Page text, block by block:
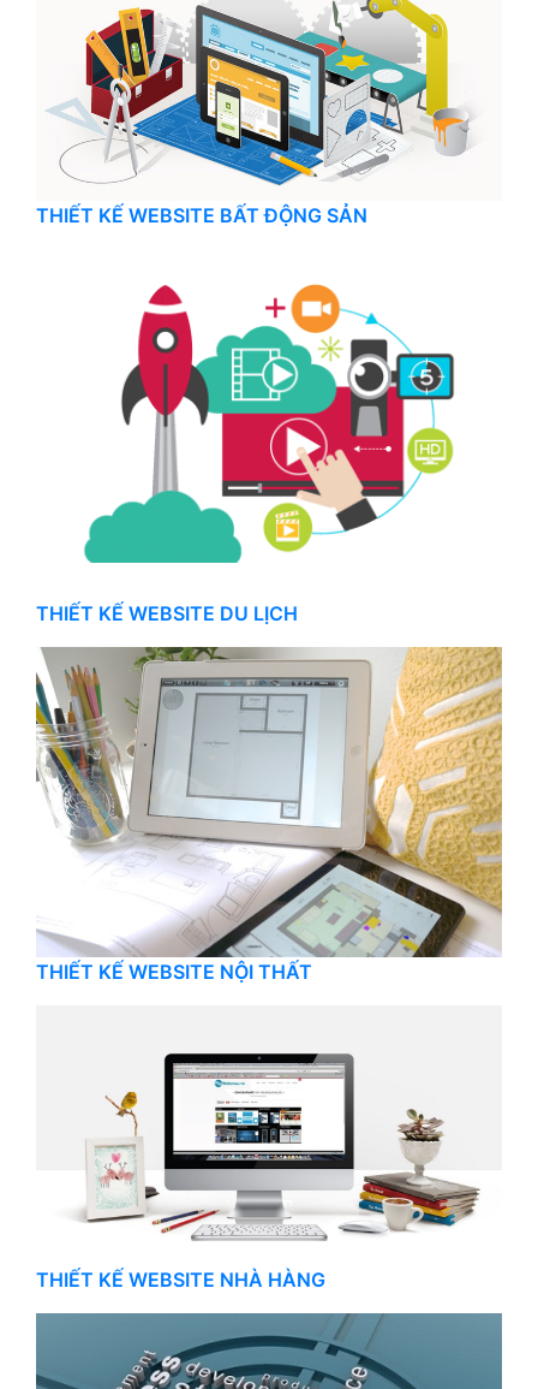
THIẾT KẾ WEBSITE BẤT ĐỘNG SẢN
THIẾT KẾ WEBSITE DU LỊCH
THIẾT KẾ WEBSITE NỘI THẤT
THIẾT KẾ WEBSITE NHÀ HÀNG